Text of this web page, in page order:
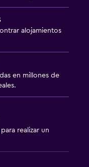
alojamientos
en millones de
para realizar un